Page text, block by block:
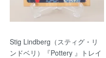
Stig Lindberg（スティグ・リ
ンドベリ）『Pottery 』トレイ